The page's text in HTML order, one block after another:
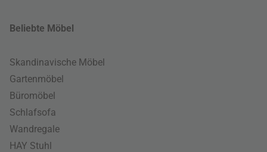
Beliebte Möbel
Skandinavische Möbel
Gartenmöbel
Büromöbel
Schlafsofa
Wandregale
HAY Stuhl